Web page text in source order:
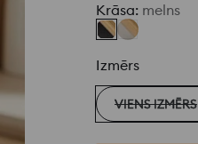
Krāsa: melns
Izmērs
VIENS IZMĒRS